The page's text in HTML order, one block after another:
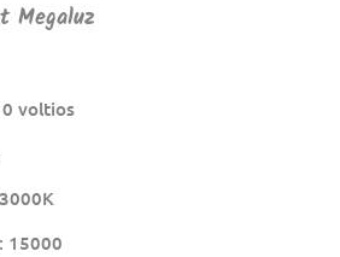
Megaluz
voltios
15000